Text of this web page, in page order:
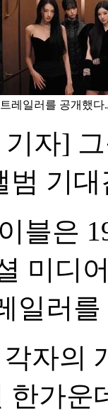
레일러를 공개했
자]
범 기
블은
미디
일러
자의
한가운